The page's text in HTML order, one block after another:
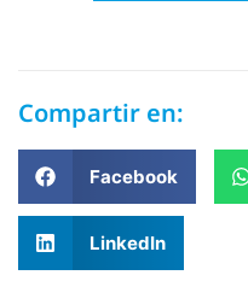
Compartir en:
Facebook
LinkedIn